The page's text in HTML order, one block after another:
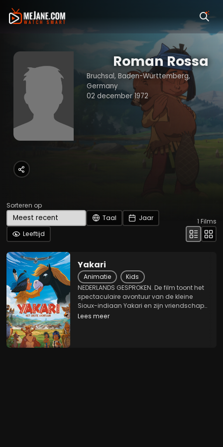
Roman Rossa
Bruchsal, Baden-Württemberg,
Germany
02 december 1972
Sorteren op
Taal
Jaar
Leeftijd
1 Films
Yakari
Animatie
Kids
NEDERLANDS GESPROKEN. De film toont het
spectaculaire avontuur van de kleine
Sioux-indiaan Yakari en zijn vriendschap
met Kleine Bliksem, een supersnelle
Lees meer